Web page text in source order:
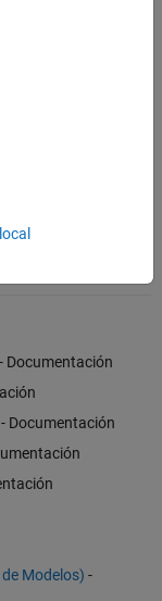
de límites de
- Documentación
- Documentación
Modelos) -